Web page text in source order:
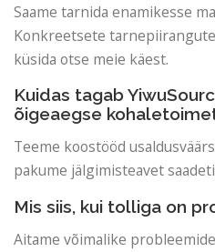
Saame tarnida enamikesse
Konkreetsete
küsida otse meie käest.
Kuidas tagab
õigeaegse
Teeme koostööd
pakume jälgimisteavet
Mis siis, kui tolliga on
Aitame võimalike